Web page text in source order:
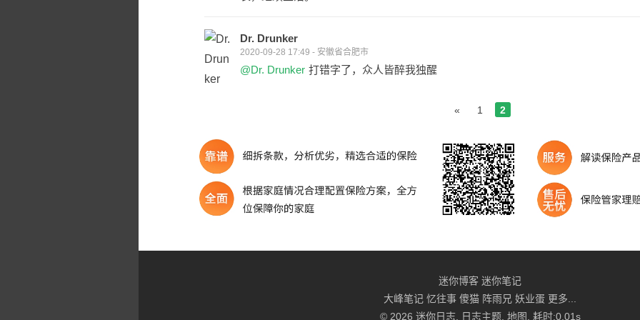
Dr. Drunker
2020-09-28 17:49 - 安徽省合肥市
@Dr. Drunker 打错字了，众人皆醉我独醒
« 1 2
迷你博客 迷你笔记
大峰笔记 忆往事 傻猫 阵雨兄 妖业蛋 更多...
© 2026 迷你日志. 日志主题. 地图 . 耗时:0.01s